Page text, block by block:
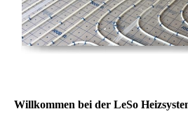
Willkommen bei der LeSo